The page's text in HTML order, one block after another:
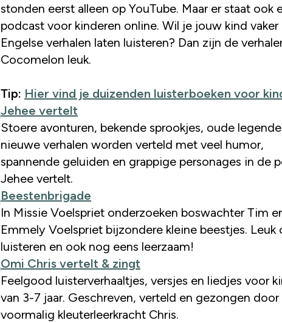
stonden eerst alleen op YouTube. Maar er staat ook
podcast voor kinderen online. Wil je jouw kind vaker
Engelse verhalen laten luisteren? Dan zijn de
Cocomelon leuk.
Tip: Hier vind je duizenden luisterboeken voor
Jehee vertelt
Stoere avonturen, bekende sprookjes, oude
nieuwe verhalen worden verteld met veel humor,
spannende geluiden en grappige personages in de
Jehee vertelt.
Beestenbrigade
In Missie Voelspriet onderzoeken boswachter Tim
Emmely Voelspriet bijzondere kleine beestjes. Leuk
luisteren en ook nog eens leerzaam!
Omi Chris vertelt & zingt
Feelgood luisterverhaaltjes, versjes en liedjes voor
van 3-7 jaar. Geschreven, verteld en gezongen door
voormalig kleuterleerkracht Chris.